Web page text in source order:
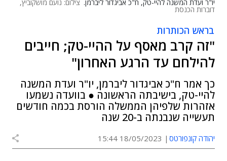
יו"ר ועדת המשנה להיי-טק, ח"כ אביגדור ליברמן. צילום: נועם מושקוביץ,
דוברות הכנסת
בראש הכותרות
"זה קרב מאסף על ההיי-טק; חייבים
להילחם עד הרגע האחרון"
כך אמר ח"כ אביגדור ליברמן, יו"ר ועדת המשנה
להיי-טק, בישיבתה הראשונה ● בוועדה נשמעו
אזהרות שלפיהן הממשלה הורסת בכמה חודשים
תעשייה שנבנתה ב-20 שנה
יהודה קונפורטס 18/05/2023 15:44